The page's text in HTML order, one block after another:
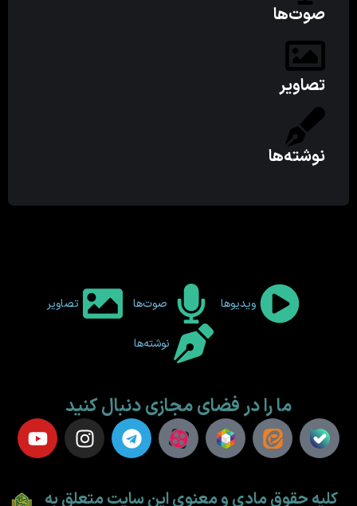
صوت‌ها
تصاویر
نوشته‌ها
ویدیوها صوت‌ها تصاویر
نوشته‌ها
ما را در فضای مجازی دنبال کنید
کلیه حقوق مادی و معنوی این سایت متعلق به